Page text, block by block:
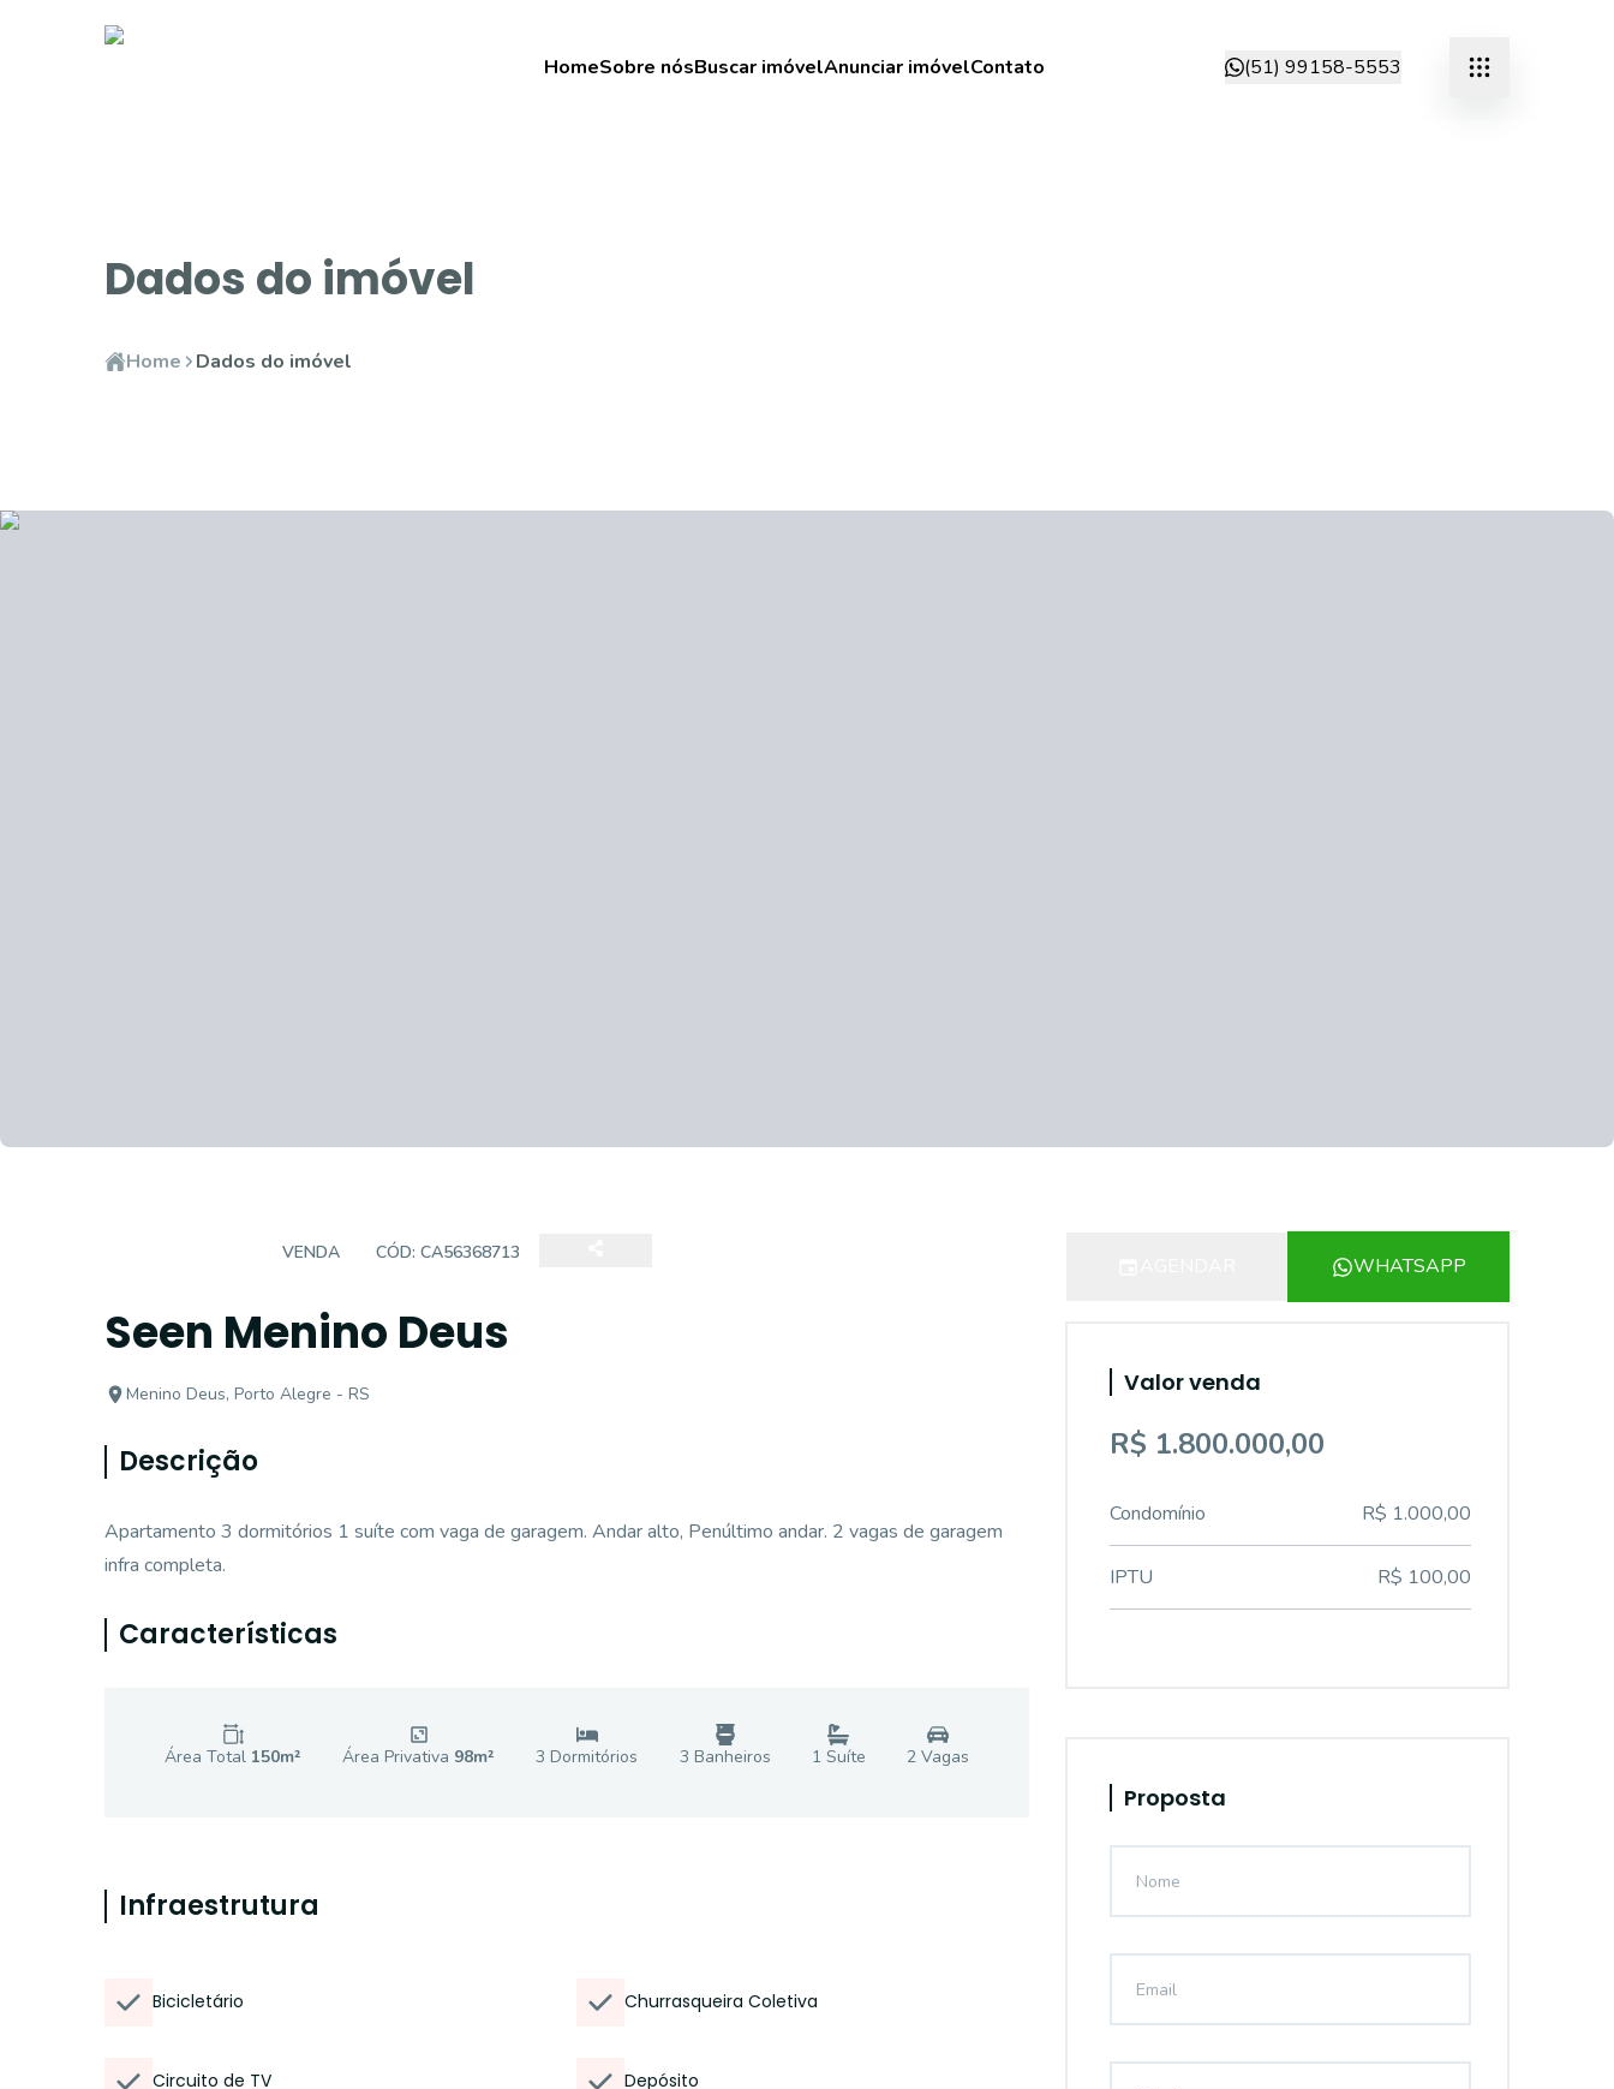
HomeSobre nósBuscar imóvelAnunciar imóvelContato (51) 99158-5553
Dados do imóvel
Home Dados do imóvel
VENDA CÓD: CA56368713
Seen Menino Deus
Menino Deus, Porto Alegre - RS
Descrição
Apartamento 3 dormitórios 1 suíte com vaga de garagem. Andar alto, Penúltimo andar. 2 vagas de garagem
infra completa.
Características
Área Total 150m² Área Privativa 98m² 3 Dormitórios 3 Banheiros 1 Suíte 2Vagas
Infraestrutura
Bicicletário Churrasqueira Coletiva
Circuito de TV Depósito
WHATSAPP
Valor venda
R$ 1.800.000,00
Condomínio R$ 1.000,00
IPTU R$ 100,00
Proposta